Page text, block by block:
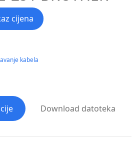
cijena
kabela
Download datoteka